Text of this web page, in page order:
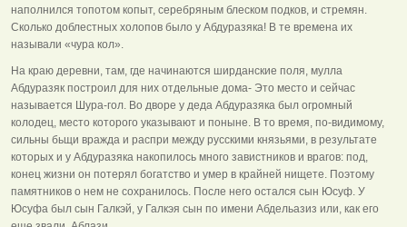
наполнился топотом копыт, серебряным блеском подков, и стремян.
Сколько доблестных холопов было у Абдуразяка! В те времена их
называли «чура кол».
На краю деревни, там, где начинаются ширданские поля, мулла
Абдуразяк построил для них отдельные дома- Это место и сейчас
называется Шура-гол. Во дворе у деда Абдуразяка был огромный
колодец, место которого указывают и поныне. В то время, по-видимому,
сильны бьщи вражда и распри между русскими князьями, в результате
которых и у Абдуразяка накопилось много завистников и врагов: под,
конец жизни он потерял богатство и умер в крайней нищете. Поэтому
памятников о нем не сохранилось. После него остался сын Юсуф. У
Юсуфа был сын Галкэй, у Галкэя сын по имени Абдельазиз или, как его